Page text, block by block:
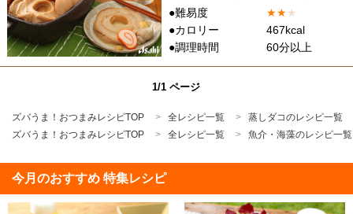
●難易度
★★★
●カロリー
467kcal
●調理時間
60分以上
1/1 ページ
ズバうま！おつまみレシピTOP 全レシピ一覧
蒸しダコのレシピ一覧
ズバうま！おつまみレシピTOP
全レシピ一覧 魚介・海藻のレシピ一覧
今月のおすすめ 特集レシピ